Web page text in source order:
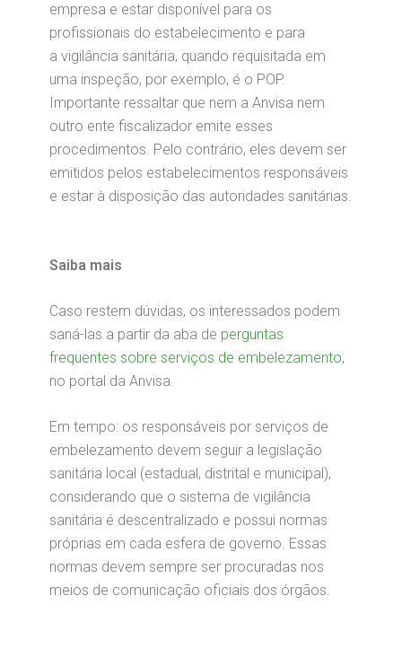
empresa e estar disponível para os
profissionais do estabelecimento e para
a vigilância sanitária, quando requisitada em
uma inspeção, por exemplo, é o POP.
Importante ressaltar que nem a Anvisa nem
outro ente fiscalizador emite esses
procedimentos. Pelo contrário, eles devem ser
emitidos pelos estabelecimentos responsáveis
e estar à disposição das autoridades sanitárias.
Saiba mais
Caso restem dúvidas, os interessados podem
saná-las a partir da aba de perguntas
frequentes sobre serviços de embelezamento,
no portal da Anvisa.
Em tempo: os responsáveis por serviços de
embelezamento devem seguir a legislação
sanitária local (estadual, distrital e municipal),
considerando que o sistema de vigilância
sanitária é descentralizado e possui normas
próprias em cada esfera de governo. Essas
normas devem sempre ser procuradas nos
meios de comunicação oficiais dos órgãos.